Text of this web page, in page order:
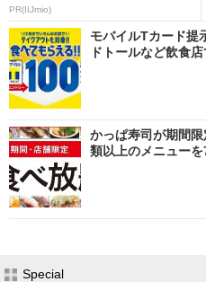
PR(IIJmio)
モバイルTカード
ドトールなど飲食
かっぱ寿司が期間
類以上のメニュー
Special